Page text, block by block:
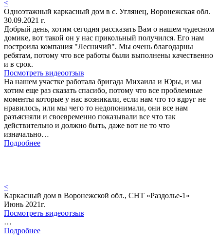
<
Одноэтажный каркасный дом в с. Углянец, Воронежская обл.
30.09.2021 г.
Добрый день, хотим сегодня рассказать Вам о нашем чудесном
домике, вот такой он у нас прикольный получился. Его нам
построила компания "Лесничий". Мы очень благодарны
ребятам, потому что все работы были выполнены качественно
и в срок.
Посмотреть видеоотзыв
На нашем участке работала бригада Михаила и Юры, и мы
хотим еще раз сказать спасибо, потому что все проблемные
моменты которые у нас возникали, если нам что то вдруг не
нравилось, или мы чего то недопонимали, они все нам
разъясняли и своевременно показывали все что так
действительно и должно быть, даже вот не то что
изначально…
Подробнее
<
Каркасный дом в Воронежской обл., СНТ «Раздолье-1»
Июнь 2021г.
Посмотреть видеоотзыв
…
Подробнее